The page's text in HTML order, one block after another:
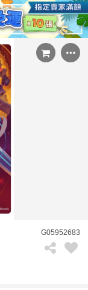
G05952683